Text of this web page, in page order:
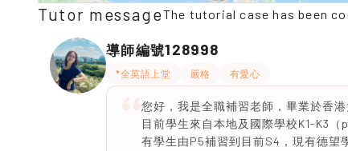
Tutor messageThe tutorial case has been
導師編號128998
*全英語上堂 嚴格 有愛心
您好，我是全職補習老師，畢業於香
目前學生來自本地及國際學校K1-K3
有學生由P5補習到目前S4，現有德望